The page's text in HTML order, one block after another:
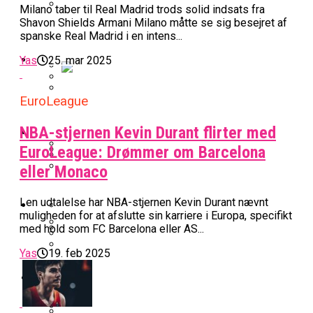
BK Vejen Opruster: Amerikansk Point
Guard På Plads
Basketligaen
Værløse-Komet Skifter Til Den Bedste
Spanske Række
Officielt: Bakken Skal Spille Champions
League-Kvalifikation
Warriors Forlænger Med Succestræner
Miami Heat Smider Skandaleramt Spiller
På Porten
Stjerne Akut Opereret: Misser Nøglekampe
All-Star Guard Nærmer Sig Comeback
Efter Uhyggelig Skade
EuroLeague
Danskerne Imponerede Torsdag Aften I
EuroLeague
Anders Sommer Scorer Kæmpe Trænerjob
I EuroLeague
Sølv Til Tobias Jensen: Bayern Er Tysk
Mester Efter To Missede Ulm-Matchbolde
Kvindebasketligaen
College Er Slut: Frida Formann Fortsætter
Karrieren I Schweiz
Efter ‘The Double’: Kvindebasketligaens
MVP Rykker Til Sverige
Podcast
Podcast: “Med Lars Og Torben Som
Trænere, Gav Man Sig 100 Procent”
Video
Milano taber til Real Madrid trods solid indsats fra
Shavon Shields Armani Milano måtte se sig besejret af
spanske Real Madrid i en intens...
Yas
25. mar 2025
EuroLeague
NBA-stjernen Kevin Durant flirter med
EuroLeague: Drømmer om Barcelona
eller Monaco
I en udtalelse har NBA-stjernen Kevin Durant nævnt
muligheden for at afslutte sin karriere i Europa, specifikt
med hold som FC Barcelona eller AS...
Yas
19. feb 2025